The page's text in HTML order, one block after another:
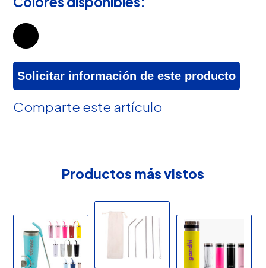
Solicitar información de este producto
Comparte este artículo
Productos más vistos